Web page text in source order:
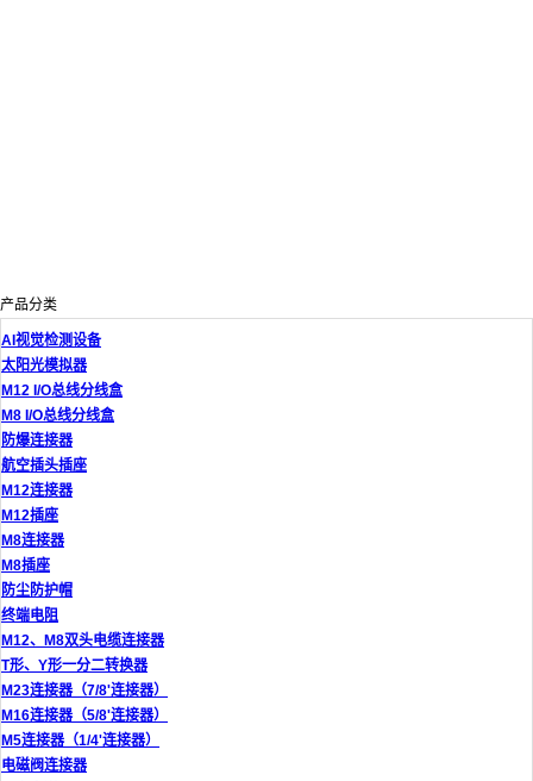
产品分类
AI视觉检测设备
太阳光模拟器
M12 I/O总线分线盒
M8 I/O总线分线盒
防爆连接器
航空插头插座
M12连接器
M12插座
M8连接器
M8插座
防尘防护帽
终端电阻
M12、M8双头电缆连接器
T形、Y形一分二转换器
M23连接器（7/8'连接器）
M16连接器（5/8'连接器）
M5连接器（1/4'连接器）
电磁阀连接器